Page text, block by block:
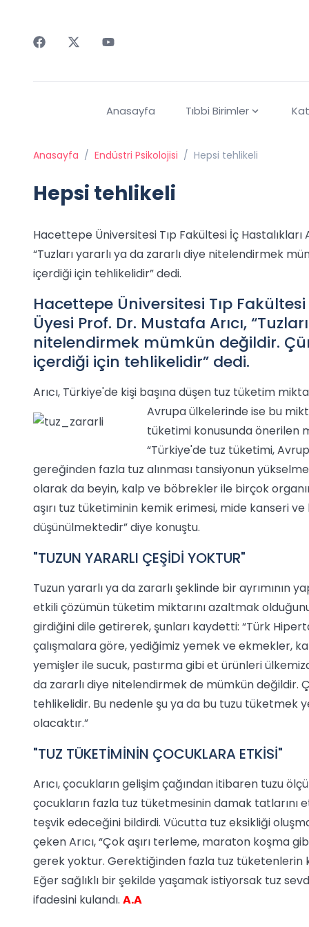
Anasayfa Tıbbi Birimler
Anasayfa / Endüstri Psikolojisi / Hepsi tehlikeli
Hepsi tehlikeli
Hacettepe Üniversitesi Tıp Fakültesi İç
“Tuzları yararlı ya da zararlı diye nitelendirmek
içerdiği için tehlikelidir” dedi.
Hacettepe Üniversitesi Tıp
Üyesi Prof. Dr. Mustafa Arıcı,
nitelendirmek mümkün değildir.
içerdiği için tehlikelidir” dedi.
Arıcı, Türkiye'de kişi başına düşen tuz tüketim
Avrupa ülkelerinde ise bu
tüketimi konusunda önerilen
“Türkiye'de tuz tüketimi,
gereğinden fazla tuz alınması tansiyonun
olarak da beyin, kalp ve böbrekler ile birçok
aşırı tuz tüketiminin kemik erimesi, mide kanseri ve
düşünülmektedir” diye konuştu.
"TUZUN YARARLI ÇEŞİDİ YOKTUR"
Tuzun yararlı ya da zararlı şeklinde bir ayrımının
etkili çözümün tüketim miktarını azaltmak
girdiğini dile getirerek, şunları kaydetti: “Türk
çalışmalara göre, yediğimiz yemek ve ekmekler,
yemişler ile sucuk, pastırma gibi et ürünleri
da zararlı diye nitelendirmek de mümkün değildir.
tehlikelidir. Bu nedenle şu ya da bu tuzu
olacaktır.”
"TUZ TÜKETİMİNİN ÇOCUKLARA ETKİSİ"
Arıcı, çocukların gelişim çağından itibaren tuzu
çocukların fazla tuz tüketmesinin damak
teşvik edeceğini bildirdi. Vücutta tuz eksikliği
çeken Arıcı, “Çok aşırı terleme, maraton koşma
gerek yoktur. Gerektiğinden fazla tuz tüketenlerin
Eğer sağlıklı bir şekilde yaşamak istiyorsak tuz
ifadesini kulandı. A.A